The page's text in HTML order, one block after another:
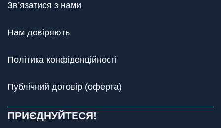
Зв’язатися з нами
Нам довіряють
Політика конфіденційності
Публічний договір (оферта)
ПРИЄДНУЙТЕСЯ!